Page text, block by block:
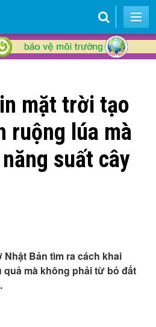
mặt trời tạo
ruộng lúa mà
suất cây
Bản tìm ra cách khai
mà không phải từ bỏ đất